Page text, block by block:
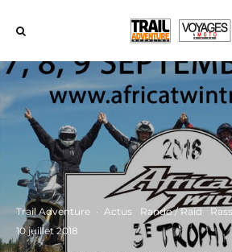
Trail Adventure · Actus Rando / Raid
10 juillet 2018